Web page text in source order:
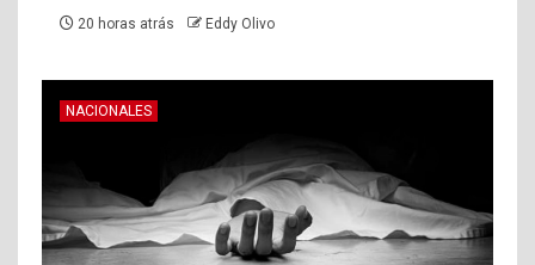
20 horas atrás Eddy Olivo
NACIONALES